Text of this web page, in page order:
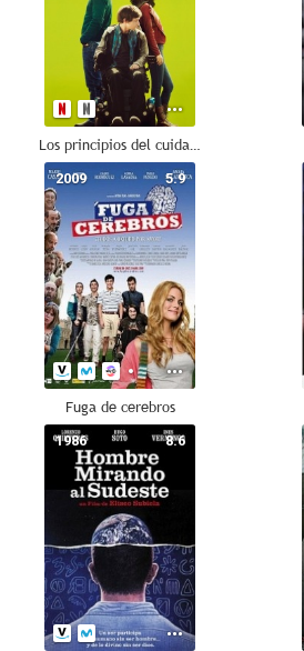
Los principios del cuidado
5.9
2009
Fuga de cerebros
8.6
1986